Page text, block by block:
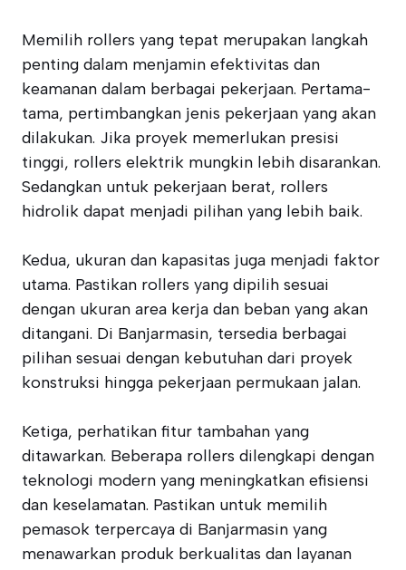
Memilih rollers yang tepat merupakan langkah
penting dalam menjamin efektivitas dan
keamanan dalam berbagai pekerjaan. Pertama-
tama, pertimbangkan jenis pekerjaan yang akan
dilakukan. Jika proyek memerlukan presisi
tinggi, rollers elektrik mungkin lebih disarankan.
Sedangkan untuk pekerjaan berat, rollers
hidrolik dapat menjadi pilihan yang lebih baik.
Kedua, ukuran dan kapasitas juga menjadi faktor
utama. Pastikan rollers yang dipilih sesuai
dengan ukuran area kerja dan beban yang akan
ditangani. Di Banjarmasin, tersedia berbagai
pilihan sesuai dengan kebutuhan dari proyek
konstruksi hingga pekerjaan permukaan jalan.
Ketiga, perhatikan fitur tambahan yang
ditawarkan. Beberapa rollers dilengkapi dengan
teknologi modern yang meningkatkan efisiensi
dan keselamatan. Pastikan untuk memilih
pemasok terpercaya di Banjarmasin yang
menawarkan produk berkualitas dan layanan